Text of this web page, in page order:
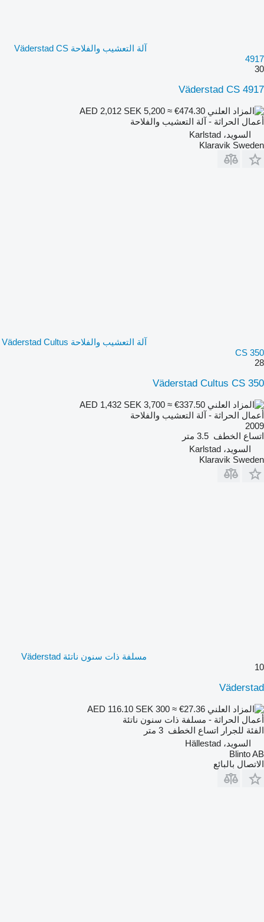
آلة التعشيب والفلاحة Väderstad CS
4917
30
Väderstad CS 4917
SEK 5,200 ≈ €474.30
أعمال الحراثة - آلة التعشيب والفلاحة
السويد، Karlstad
Klaravik Sweden
آلة التعشيب والفلاحة Väderstad Cultus
CS 350
28
Väderstad Cultus CS 350
SEK 3,700 ≈ €337.50
أعمال الحراثة - آلة التعشيب والفلاحة
2009
اتساع الخطف 3.5 متر
السويد، Karlstad
Klaravik Sweden
مسلفة ذات سنون ناتئة Väderstad
10
Väderstad
SEK 300 ≈ €27.36
أعمال الحراثة - مسلفة ذات سنون ناتئة
الفئة للجرار اتساع الخطف 3 متر
السويد، Hällestad
Blinto AB
الاتصال بالبائع